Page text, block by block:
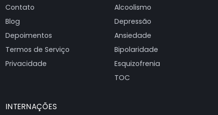
Contato
Blog
Depoimentos
Termos de Serviço
Privacidade
Alcoolismo
Depressão
Ansiedade
Bipolaridade
Esquizofrenia
TOC
INTERNAÇÕES